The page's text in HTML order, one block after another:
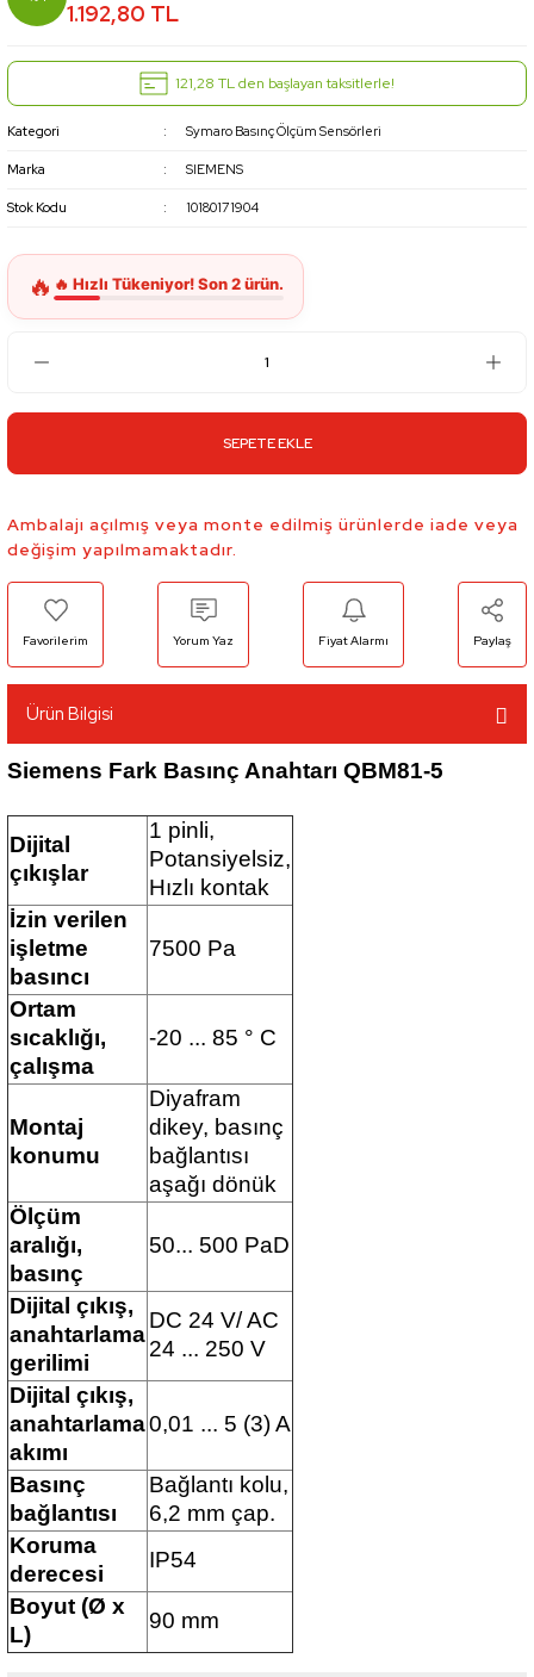
1.192,80 TL
121,28 TL den başlayan taksitlerle!
Kategori Symaro Basınç Ölçüm Sensörleri
Marka SIEMENS
Stok Kodu 10180171904
SEPETE EKLE
Ambalajı açılmış veya monte edilmiş ürünlerde iade veya
değişim yapılmamaktadır.
Yorum Yaz Fiyat Alarmı Paylaş
Ürün Bilgisi
Siemens Fark Basınç Anahtarı QBM81-5
Dijital
çıkışlar
1 pinli,
Potansiyelsiz,
Hızlı kontak
İzin verilen
işletme
basıncı
7500 Pa
Ortam
sıcaklığı,
çalışma
-20 ... 85 ° C
Montaj
konumu
Diyafram
dikey, basınç
bağlantısı
aşağı dönük
Ölçüm
aralığı,
basınç
50... 500 PaD
Dijital çıkış,
anahtarlama
gerilimi
DC 24 V/ AC
24 ... 250 V
Dijital çıkış,
anahtarlama
akımı
0,01 ... 5 (3) A
Basınç
bağlantısı
Bağlantı kolu,
6,2 mm çap.
Koruma
derecesi
IP54
Boyut (Ø x
L)
90 mm